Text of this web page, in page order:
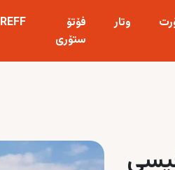
وتار
فۆتۆ
ستۆری
REFF